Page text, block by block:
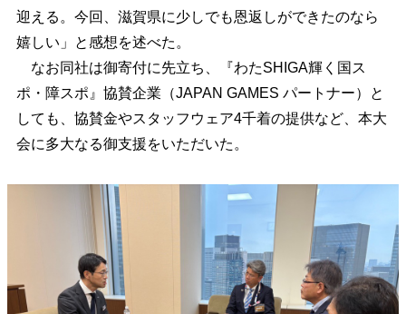
迎える。今回、滋賀県に少しでも恩返しができたのなら
嬉しい」と感想を述べた。
なお同社は御寄付に先立ち、『わたSHIGA輝く国ス
ポ・障スポ』協賛企業（JAPAN GAMES パートナー）と
しても、協賛金やスタッフウェア4千着の提供など、本大
会に多大なる御支援をいただいた。